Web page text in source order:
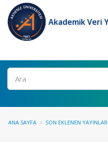
Akademik Veri
Ara
ANA SAYFA SON EKLENEN YAYINLAR